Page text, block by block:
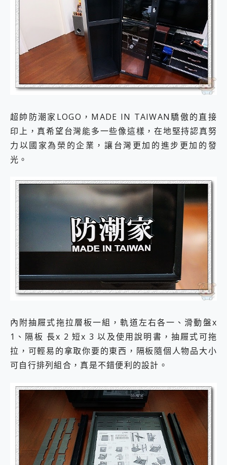
超帥防潮家LOGO，MADE IN TAIWAN驕傲的直接
印上，真希望台灣能多一些像這樣，在地堅持認真努
力以國家為榮的企業，讓台灣更加的進步更加的發
光。
內附抽屜式拖拉層板一組，軌道左右各一、滑動盤x
1、隔板 長x 2 短x 3 以及使用說明書，抽屜式可拖
拉，可輕易的拿取你要的東西，隔板隨個人物品大小
可自行排列組合，真是不錯便利的設計。